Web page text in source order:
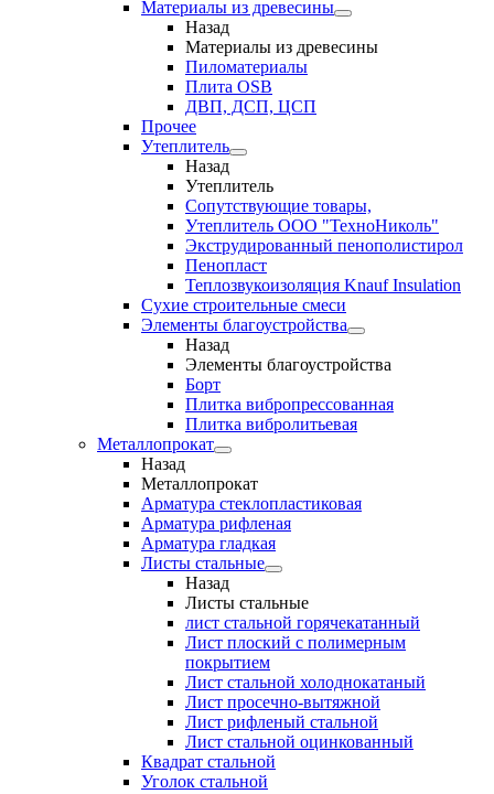
Материалы из древесины
Назад
Материалы из древесины
Пиломатериалы
Плита OSB
ДВП, ДСП, ЦСП
Прочее
Утеплитель
Назад
Утеплитель
Сопутствующие товары,
Утеплитель ООО "ТехноНиколь"
Экструдированный пенополистирол
Пенопласт
Теплозвукоизоляция Knauf Insulation
Сухие строительные смеси
Элементы благоустройства
Назад
Элементы благоустройства
Борт
Плитка вибропрессованная
Плитка вибролитьевая
Металлопрокат
Назад
Металлопрокат
Арматура стеклопластиковая
Арматура рифленая
Арматура гладкая
Листы стальные
Назад
Листы стальные
лист стальной горячекатанный
Лист плоский с полимерным
покрытием
Лист стальной холоднокатаный
Лист просечно-вытяжной
Лист рифленый стальной
Лист стальной оцинкованный
Квадрат стальной
Уголок стальной